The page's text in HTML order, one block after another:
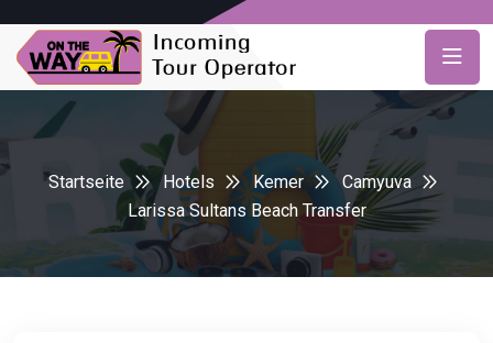
Startseite Hotels Kemer
Camyuva
Larissa Sultans Beach Transfer